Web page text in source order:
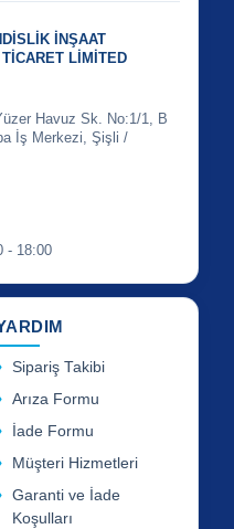
İNŞAAT
LİMİTED
Havuz Sk. No:1/1, B
İş Merkezi, Şişli /
- 18:00
Sipariş Takibi
Arıza Formu
İade Formu
Müşteri Hizmetleri
Garanti ve İade
Koşulları